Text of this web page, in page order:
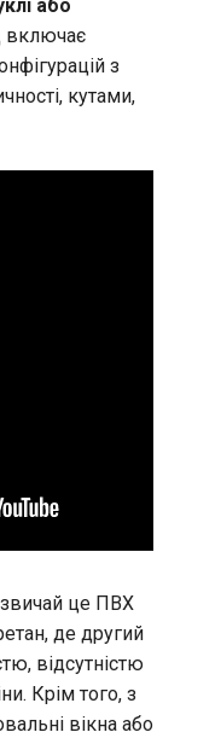
або
включає
з
кутами,
це ПВХ
де другий
відсутністю
Крім того, з
вікна або